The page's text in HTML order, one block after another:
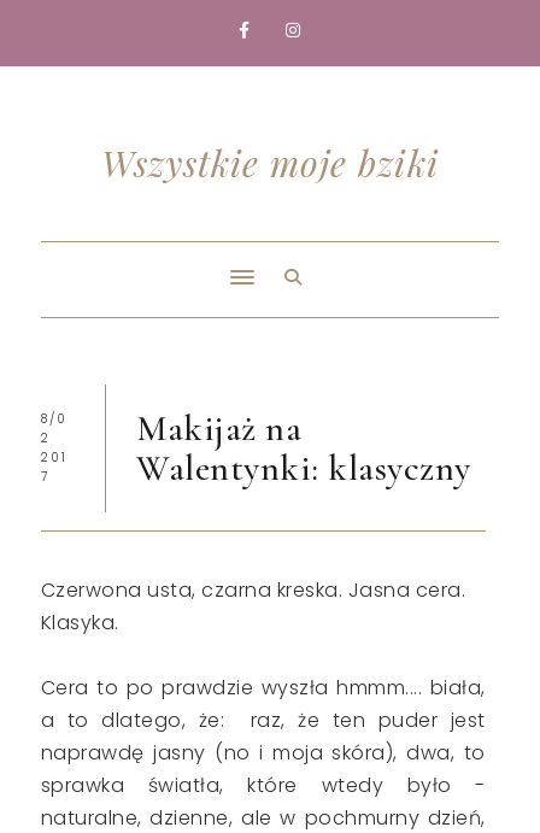
Wszystkie moje bziki
8/0
2
201
7
Makijaż na
Walentynki: klasyczny
Czerwona usta, czarna kreska. Jasna cera.
Klasyka.
Cera to po prawdzie wyszła hmmm.... biała,
a to dlatego, że: raz, że ten puder jest
naprawdę jasny (no i moja skóra), dwa, to
sprawka światła, które wtedy było -
naturalne, dzienne, ale w pochmurny dzień,